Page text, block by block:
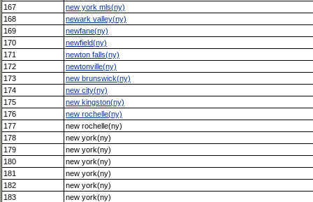
167
new york mls(ny)
168
newark valley(ny)
169
newfane(ny)
170
newfield(ny)
171
newton falls(ny)
172
newtonville(ny)
173
new brunswick(ny)
174
new city(ny)
175
new kingston(ny)
176
new rochelle(ny)
177
new rochelle(ny)
178
new york(ny)
179
new york(ny)
180
new york(ny)
181
new york(ny)
182
new york(ny)
183
new york(ny)